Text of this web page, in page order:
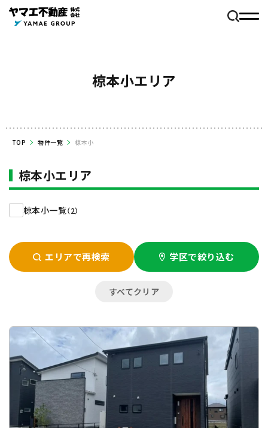
椋本小エリア
TOP 物件一覧 椋本小
椋本小エリア
椋本小一覧（2）
エリアで再検索 学区で絞り込む
すべてクリア